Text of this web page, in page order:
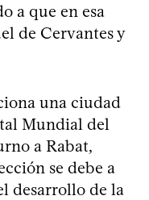
a que en esa
de Cervantes y
una ciudad
Mundial del
a Rabat,
se debe a
desarrollo de la